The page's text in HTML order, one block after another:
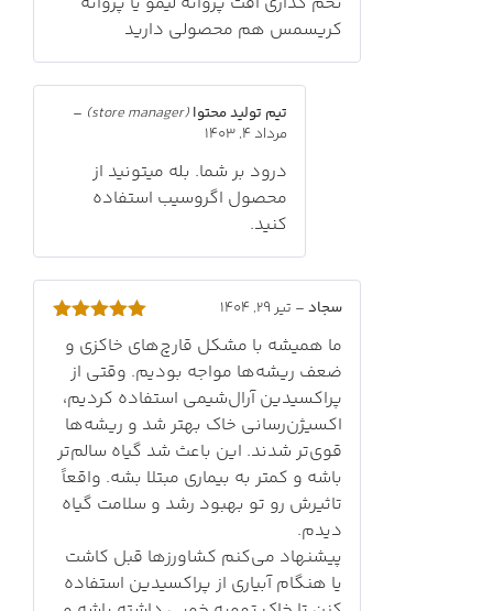
کریسمس هم محصولی دارید
تیم تولید محتوا (store manager)
–
مرداد 4, 1403
درود بر شما. بله میتونید از
محصول اگروسیب استفاده
کنید.
5
سجاد – تیر 29, 1404
ما همیشه با مشکل قارچ‌های خاکزی و
ضعف ریشه‌ها مواجه بودیم. وقتی از
پراکسیدین آرال‌شیمی استفاده کردیم،
اکسیژن‌رسانی خاک بهتر شد و ریشه‌ها
قوی‌تر شدند. این باعث شد گیاه سالم‌تر
باشه و کمتر به بیماری مبتلا بشه. واقعاً
تاثیرش رو تو بهبود رشد و سلامت گیاه
دیدم.
پیشنهاد می‌کنم کشاورزها قبل کاشت
یا هنگام آبیاری از پراکسیدین استفاده